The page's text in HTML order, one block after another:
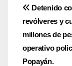
de
Detenido
revólveres y
millones de
operativo
Popayán.